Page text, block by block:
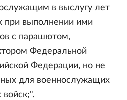
в выслугу лет
при выполнении ими
с парашютом,
Федеральной
Федерации, но не
для военнослужащих